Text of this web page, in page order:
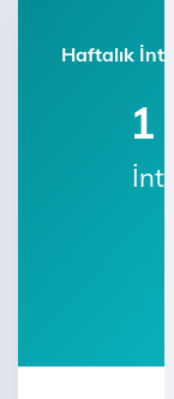
Haftalık
1